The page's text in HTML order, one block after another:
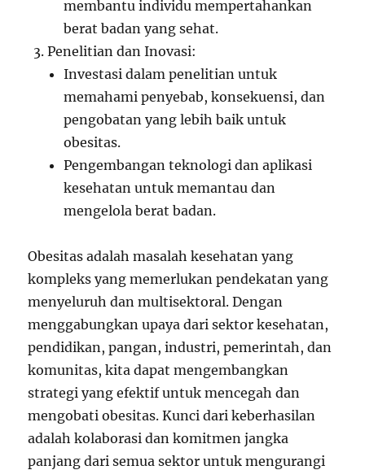
membantu individu mempertahankan
berat badan yang sehat.
Penelitian dan Inovasi:
Investasi dalam penelitian untuk
memahami penyebab, konsekuensi, dan
pengobatan yang lebih baik untuk
obesitas.
Pengembangan teknologi dan aplikasi
kesehatan untuk memantau dan
mengelola berat badan.
Obesitas adalah masalah kesehatan yang
kompleks yang memerlukan pendekatan yang
menyeluruh dan multisektoral. Dengan
menggabungkan upaya dari sektor kesehatan,
pendidikan, pangan, industri, pemerintah, dan
komunitas, kita dapat mengembangkan
strategi yang efektif untuk mencegah dan
mengobati obesitas. Kunci dari keberhasilan
adalah kolaborasi dan komitmen jangka
panjang dari semua sektor untuk mengurangi